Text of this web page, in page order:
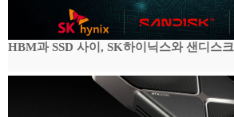
HBM과 SSD 사이, SK하이닉스와 샌디스